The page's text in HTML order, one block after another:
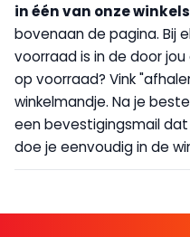
in één van onze winkels
bovenaan de pagina. Bij
voorraad is in de door
op voorraad? Vink
winkelmandje. Na je
een bevestigingsmail
doe je eenvoudig in de